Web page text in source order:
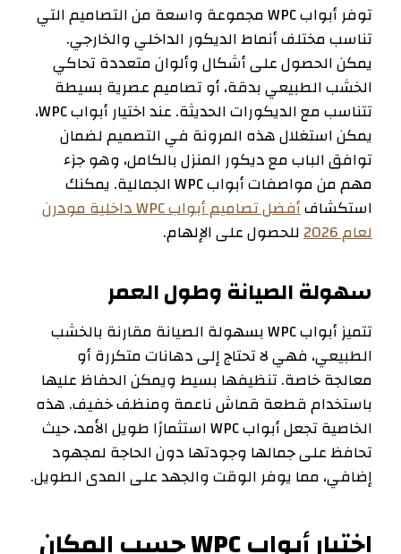
توفر أبواب WPC مجموعة واسعة من التصاميم التي
تناسب مختلف أنماط الديكور الداخلي والخارجي.
يمكن الحصول على أشكال وألوان متعددة تحاكي
الخشب الطبيعي بدقة، أو تصاميم عصرية بسيطة
تتناسب مع الديكورات الحديثة. عند اختيار أبواب WPC،
يمكن استغلال هذه المرونة في التصميم لضمان
توافق الباب مع ديكور المنزل بالكامل، وهو جزء
مهم من مواصفات أبواب WPC الجمالية. يمكنك
استكشاف
أفضل تصاميم أبواب WPC داخلية مودرن
لعام 2026
للحصول على الإلهام.
سهولة الصيانة وطول العمر
تتميز أبواب WPC بسهولة الصيانة مقارنة بالخشب
الطبيعي، فهي لا تحتاج إلى دهانات متكررة أو
معالجة خاصة. تنظيفها بسيط ويمكن الحفاظ عليها
باستخدام قطعة قماش ناعمة ومنظف خفيف. هذه
الخاصية تجعل أبواب WPC استثمارًا طويل الأمد، حيث
تحافظ على جمالها وجودتها دون الحاجة لمجهود
إضافي، مما يوفر الوقت والجهد على المدى الطويل.
اختيار أبواب WPC حسب المكان